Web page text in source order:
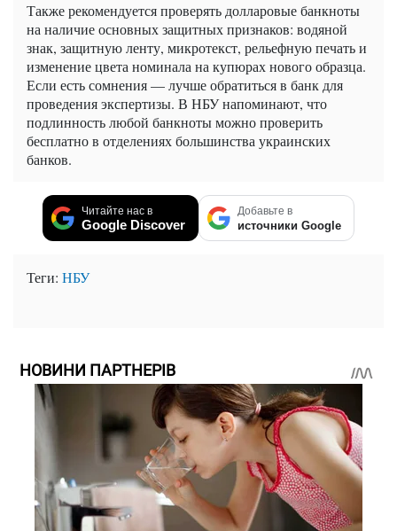
Также рекомендуется проверять долларовые банкноты
на наличие основных защитных признаков: водяной
знак, защитную ленту, микротекст, рельефную печать и
изменение цвета номинала на купюрах нового образца.
Если есть сомнения — лучше обратиться в банк для
проведения экспертизы. В НБУ напоминают, что
подлинность любой банкноты можно проверить
бесплатно в отделениях большинства украинских
банков.
Читайте нас в
Google Discover
Добавьте в
источники Google
Теги: НБУ
НОВИНИ ПАРТНЕРІВ